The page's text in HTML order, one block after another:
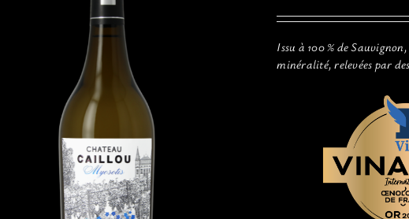
Issu à 100 % de
minéralité, relevées par